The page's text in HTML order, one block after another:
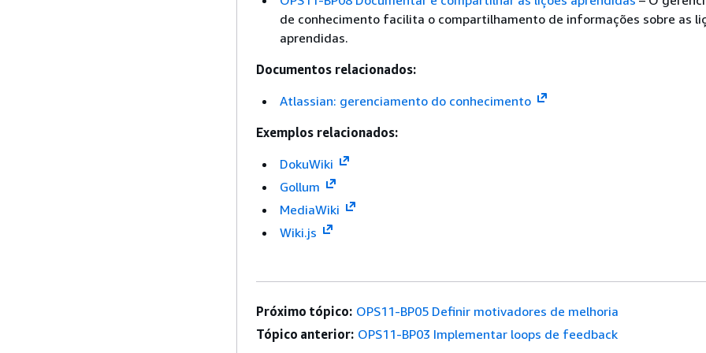
de conhecimento facilita o compartilhamento de informações sobre as
aprendidas.
Documentos relacionados:
Atlassian: gerenciamento do conhecimento
Exemplos relacionados:
DokuWiki
Gollum
MediaWiki
Wiki.js
Próximo tópico: OPS11-BP05 Definir motivadores de melhoria
Tópico anterior: OPS11-BP03 Implementar loops de feedback